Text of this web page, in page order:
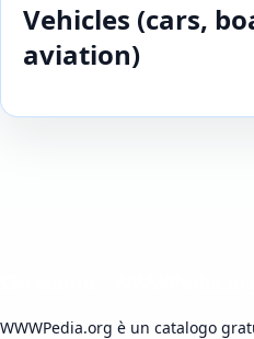
Vehicles (cars,
aviation)
WWWPedia.org è un catalogo